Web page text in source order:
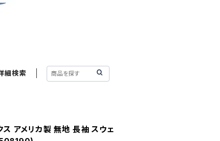
細検索
アメリカ製 無地 長袖 スウェ